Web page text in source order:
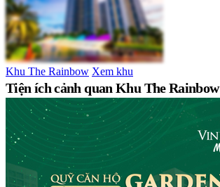
Khu The Rainbow Xem khu
Tiện ích cảnh quan Khu The Rainbow